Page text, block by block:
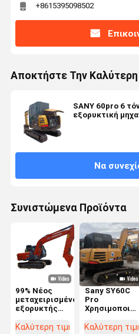
+8615395098502
Αποκτήστε Την Καλύτερη
SANY 60pro 6
εξορυκτική
Να
Συνιστώμενα Προϊόντα
99% Νέος
μεταχειρισμένος
εξορυκτής
εξορυκτής
Καλύτερη τιμή
Sany SY60C
Pro
6 Τόνων Sany
Καλύτερη τιμή